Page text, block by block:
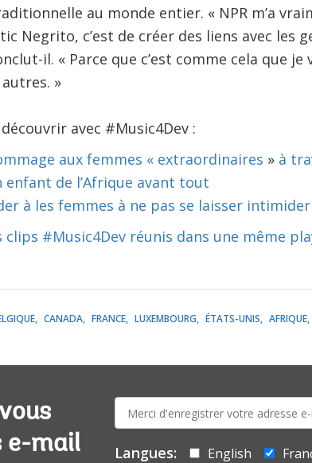
au monde entier. « NPR m’a
Negrito, c’est de créer des liens avec les
il. « Parce que c’est comme cela que je
»
avec #Music4Dev :
aux femmes « extraordinaires »à
enfant de l’Afrique avant tout
à les femmes à ne pas se laisser intimider
clips #Music4Dev réunis dans une même
CANADA FRANCE LUXEMBOURG ÉTATS-UNIS AFRIQUE
e-mail
mail:
Langues: English